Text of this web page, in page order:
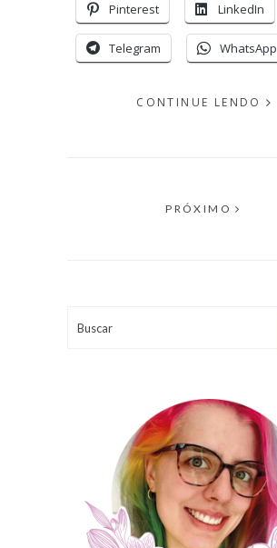
Pinterest LinkedIn
Telegram WhatsApp
CONTINUE LENDO
PAGINAÇÃOPRÓXIMO